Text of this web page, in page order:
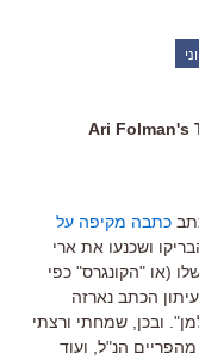
Ari Folman's
כתבה מקיפה על
ושכנעו את ארי
(או "הקונגרס" כפי
הכתב נארזה
ובכן, שמחתי ורצתי
הנ"ל, ועוד